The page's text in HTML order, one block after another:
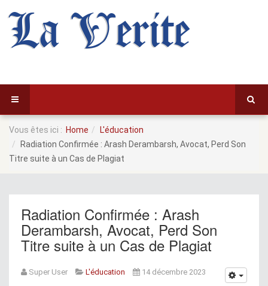
La Verite
Vous êtes ici : Home
L'éducation
Radiation Confirmée : Arash Derambarsh, Avocat, Perd Son
Titre suite à un Cas de Plagiat
Radiation Confirmée : Arash
Derambarsh, Avocat, Perd Son
Titre suite à un Cas de Plagiat
Super User L'éducation 14 décembre 2023